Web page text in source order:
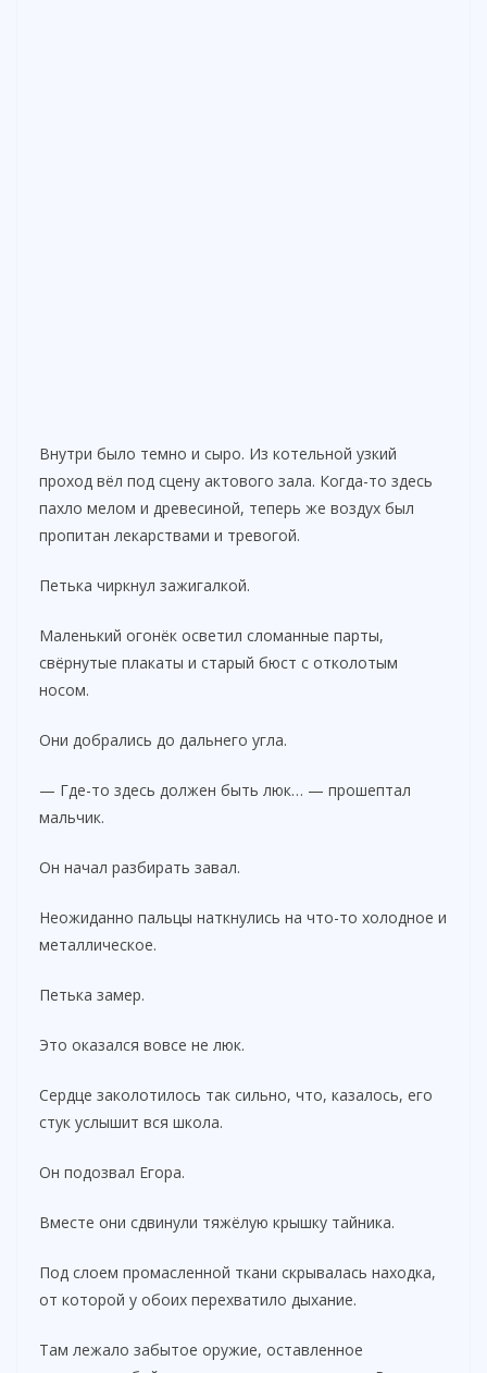
Внутри было темно и сыро. Из котельной узкий
проход вёл под сцену актового зала. Когда-то здесь
пахло мелом и древесиной, теперь же воздух был
пропитан лекарствами и тревогой.
Петька чиркнул зажигалкой.
Маленький огонёк осветил сломанные парты,
свёрнутые плакаты и старый бюст с отколотым
носом.
Они добрались до дальнего угла.
— Где-то здесь должен быть люк… — прошептал
мальчик.
Он начал разбирать завал.
Неожиданно пальцы наткнулись на что-то холодное и
металлическое.
Петька замер.
Это оказался вовсе не люк.
Сердце заколотилось так сильно, что, казалось, его
стук услышит вся школа.
Он подозвал Егора.
Вместе они сдвинули тяжёлую крышку тайника.
Под слоем промасленной ткани скрывалась находка,
от которой у обоих перехватило дыхание.
Там лежало забытое оружие, оставленное